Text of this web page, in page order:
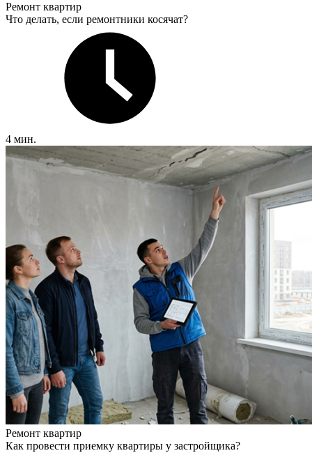
Ремонт квартир
Что делать, если ремонтники косячат?
4 мин.
Ремонт квартир
Как провести приемку квартиры у застройщика?